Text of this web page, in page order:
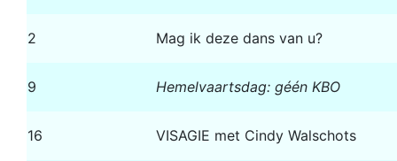
2 Mag ik deze dans van u?
9 Hemelvaartsdag: géén KBO
16 VISAGIE met Cindy Walschots